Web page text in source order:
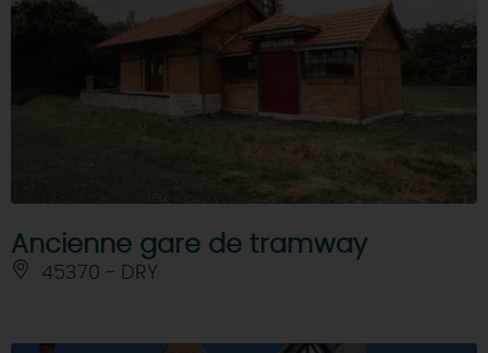
Ancienne gare de tramway
45370 - DRY